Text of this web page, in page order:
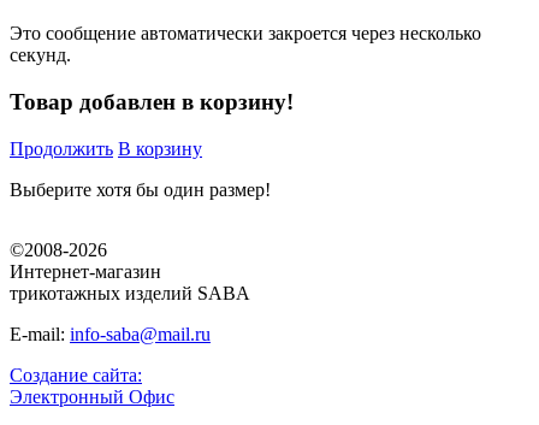
Это сообщение автоматически закроется через несколько
секунд.
Товар добавлен в корзину!
Продолжить В корзину
Выберите хотя бы один размер!
©2008-2026
Интернет-магазин
трикотажных изделий SABA
E-mail: info-saba@mail.ru
Создание сайта:
Электронный Офис